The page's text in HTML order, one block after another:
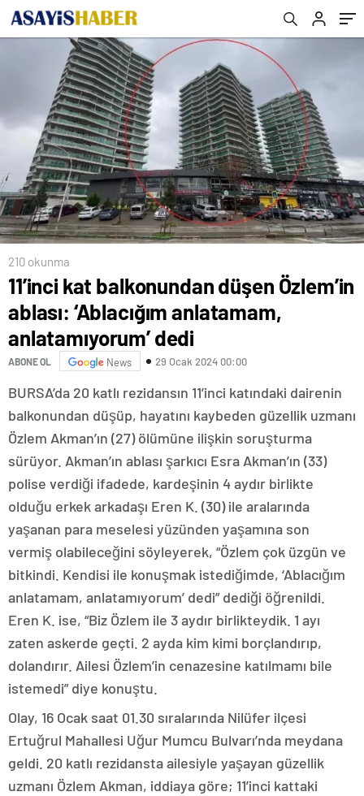
anlatamıyorum’ dedi
210 okunma
11’inci kat balkonundan düşen Özlem’in
ablası: ‘Ablacığım anlatamam,
anlatamıyorum’ dedi
ABONE OL News 29 Ocak 2024 00:00
BURSA’da 20 katlı rezidansın 11’inci katındaki dairenin
balkonundan düşüp, hayatını kaybeden güzellik uzmanı
Özlem Akman’ın (27) ölümüne ilişkin soruşturma
sürüyor. Akman’ın ablası şarkıcı Esra Akman’ın (33)
polise verdiği ifadede, kardeşinin 4 aydır birlikte
olduğu erkek arkadaşı Eren K. (30) ile aralarında
yaşanan para meselesi yüzünden yaşamına son
vermiş olabileceğini söyleyerek, “Özlem çok üzgün ve
bitkindi. Kendisi ile konuşmak istediğimde, ‘Ablacığım
anlatamam, anlatamıyorum’ dedi” dediği öğrenildi.
Eren K. ise, “Biz Özlem ile 3 aydır birlikteydik. 1 ayı
zaten askerde geçti. 2 ayda kim kimi borçlandırıp,
dolandırır. Ailesi Özlem’in cenazesine katılmamı bile
istemedi” diye konuştu.
Olay, 16 Ocak saat 01.30 sıralarında Nilüfer ilçesi
Ertuğrul Mahallesi Uğur Mumcu Bulvarı’nda meydana
geldi. 20 katlı rezidansta ailesiyle yaşayan güzellik
uzmanı Özlem Akman, iddiaya göre; 11’inci kattaki